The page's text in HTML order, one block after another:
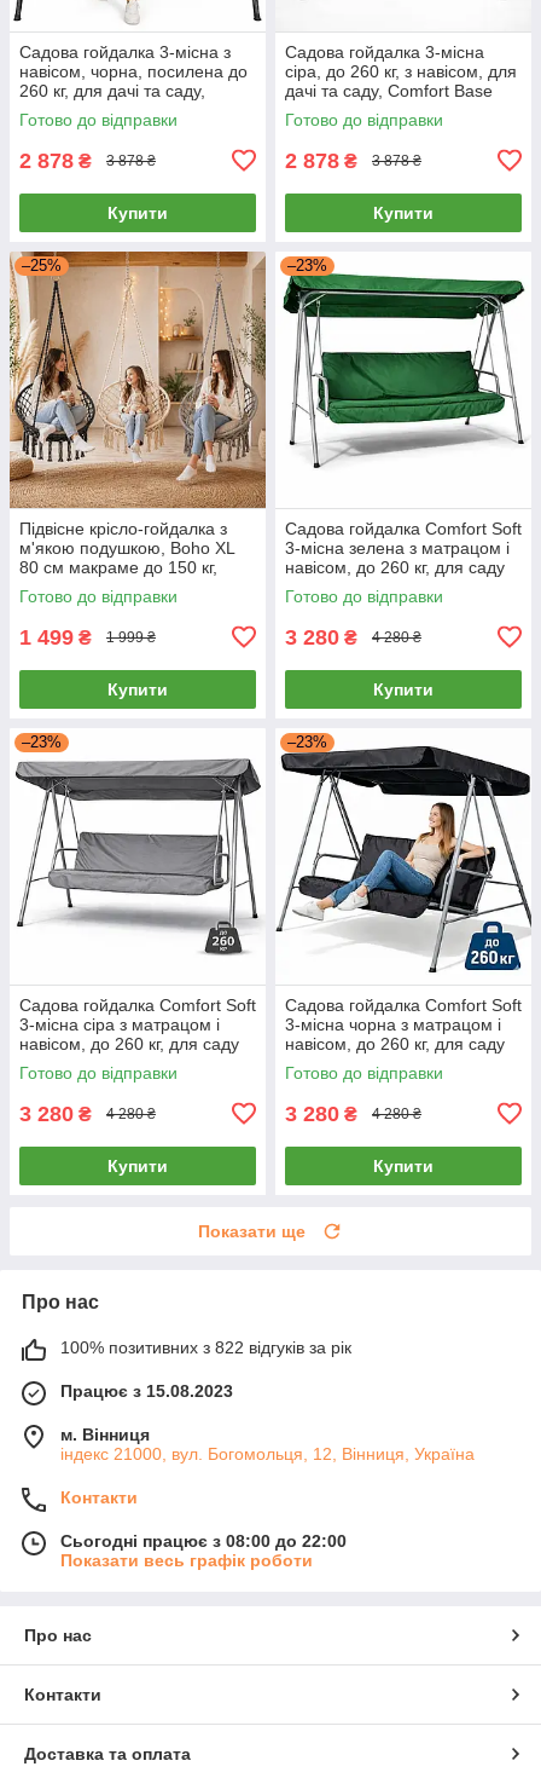
Садова гойдалка 3-місна з
навісом, чорна, посилена до
260 кг, для дачі та саду,
Comfort Base
Готово до відправки
2 878 ₴ 3 878 ₴
Купити
Садова гойдалка 3-місна
сіра, до 260 кг, з навісом, для
дачі та саду, Comfort Base
Готово до відправки
2 878 ₴ 3 878 ₴
Купити
–25%
Підвісне крісло-гойдалка з
м'якою подушкою, Boho XL
80 см макраме до 150 кг,
бежеве / кремове / Grey
плетене, для дому, саду,
Готово до відправки
1 499 ₴ 1 999 ₴
Купити
–23%
Садова гойдалка Comfort Soft
3-місна зелена з матрацом і
навісом, до 260 кг, для саду
та двору
Готово до відправки
3 280 ₴ 4 280 ₴
Купити
–23%
Садова гойдалка Comfort Soft
3-місна сіра з матрацом і
навісом, до 260 кг, для саду
та двору
Готово до відправки
3 280 ₴ 4 280 ₴
Купити
–23%
Садова гойдалка Comfort Soft
3-місна чорна з матрацом і
навісом, до 260 кг, для саду
та двору
Готово до відправки
3 280 ₴ 4 280 ₴
Купити
Показати ще
Про нас
100% позитивних з 822 відгуків за рік
Працює з 15.08.2023
м. Вінниця
індекс 21000, вул. Богомольця, 12, Вінниця, Україна
Контакти
Сьогодні працює з 08:00 до 22:00
Показати весь графік роботи
Про нас
Контакти
Доставка та оплата